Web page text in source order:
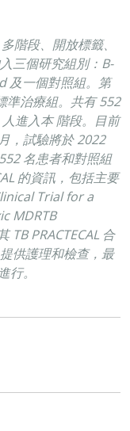
階段、開放標籤、
三個研究組別：B-
及一個對照組。第
準治療組。共有 552
進入本 階段。目前
，試驗將於 2022
名患者和對照組
的資訊，包括主要
Trial for a
MDRTB
PRACTECAL 合
供護理和檢查，最
。